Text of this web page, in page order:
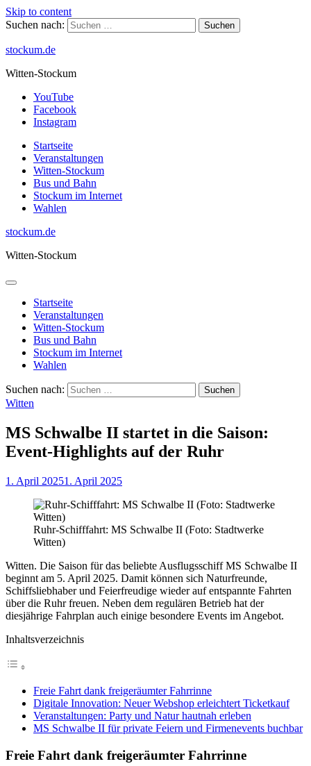
Skip to content
Suchen nach:
stockum.de
Witten-Stockum
YouTube
Facebook
Instagram
Startseite
Veranstaltungen
Witten-Stockum
Bus und Bahn
Stockum im Internet
Wahlen
stockum.de
Witten-Stockum
Startseite
Veranstaltungen
Witten-Stockum
Bus und Bahn
Stockum im Internet
Wahlen
Suchen nach:
Witten
MS Schwalbe II startet in die Saison:
Event-Highlights auf der Ruhr
1. April 20251. April 2025
Ruhr-Schifffahrt: MS Schwalbe II (Foto: Stadtwerke
Witten)
Witten. Die Saison für das beliebte Ausflugsschiff MS Schwalbe II
beginnt am 5. April 2025. Damit können sich Naturfreunde,
Schiffsliebhaber und Feierfreudige wieder auf entspannte Fahrten
über die Ruhr freuen. Neben dem regulären Betrieb hat der
diesjährige Fahrplan auch einige besondere Events im Angebot.
Inhaltsverzeichnis
Freie Fahrt dank freigeräumter Fahrrinne
Digitale Innovation: Neuer Webshop erleichtert Ticketkauf
Veranstaltungen: Party und Natur hautnah erleben
MS Schwalbe II für private Feiern und Firmenevents buchbar
Freie Fahrt dank freigeräumter Fahrrinne